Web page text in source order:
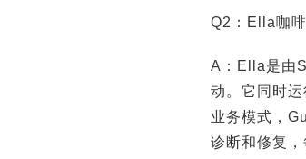
Q2：Ella咖
A：Ella是由
动。它同时
业务模式，
诊断和修复，